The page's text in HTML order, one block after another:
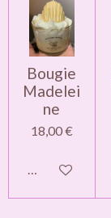
Bougie
Madelei
ne
18,00 €
Ajouter au